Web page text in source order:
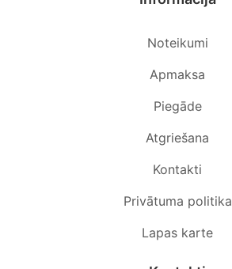
Noteikumi
Apmaksa
Piegāde
Atgriešana
Kontakti
Privātuma politika
Lapas karte